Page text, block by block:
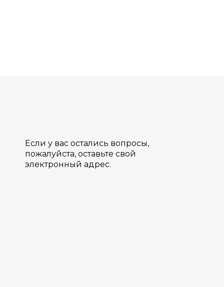
Если у вас остались вопросы,
пожалуйста, оставьте свой
электронный адрес.